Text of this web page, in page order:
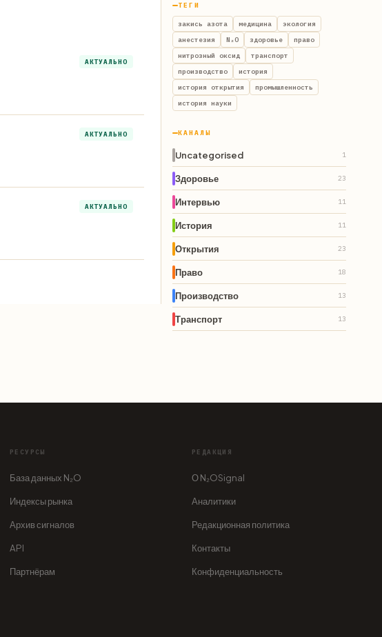
АКТУАЛЬНО
АКТУАЛЬНО
АКТУАЛЬНО
ТЕГИ
закись азота медицина
экология
анестезия
N₂O здоровье
право
нитрозный оксид
транспорт
производство
история
история открытия
промышленность
история науки
КАНАЛЫ
Uncategorised 1
Здоровье 23
Интервью 11
История 11
Открытия 23
Право 18
Производство 13
Транспорт 13
РЕСУРСЫ
База данных N₂O
Индексы рынка
Архив сигналов
API
Партнёрам
РЕДАКЦИЯ
О N₂OSignal
Аналитики
Редакционная политика
Контакты
Конфиденциальность